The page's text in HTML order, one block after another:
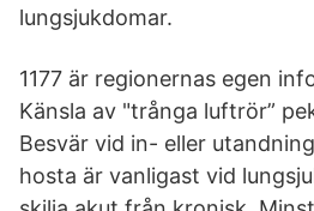
lungsjukdomar.
1177 är regionernas egen
Känsla av "trånga luftrör”
Besvär vid in- eller
hosta är vanligast vid